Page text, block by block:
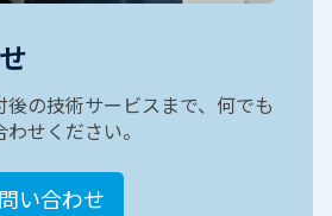
の技術サービスまで、何でも
せください。
い合わせ